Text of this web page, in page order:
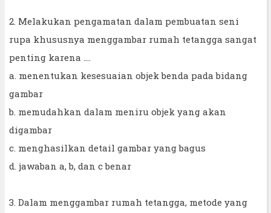
2. Melakukan pengamatan dalam pembuatan seni
rupa khususnya menggambar rumah tetangga sangat
penting karena ....
a. menentukan kesesuaian objek benda pada bidang
gambar
b. memudahkan dalam meniru objek yang akan
digambar
c. menghasilkan detail gambar yang bagus
d. jawaban a, b, dan c benar
3. Dalam menggambar rumah tetangga, metode yang